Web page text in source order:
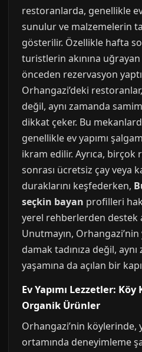
restoranlarda, genellikle
sunulur ve malzemelerin
gösterilir. Özellikle hafta
turistlerin akınına
önceden rezervasyon
Orhangazi’deki
değil, aynı zamanda
dikkat çeker. Bu
genellikle ev yapımı
ikram edilir. Ayrıca, birçok
sonrası ücretsiz çay veya
duraklarını keşfederken,
seçkin bayan profilleri
yerel rehberlerden destek
Unutmayın,
damak tadınıza değil,
yaşamına da açılan bir
Ev Yapımı Lezzetler: Köy
Organik Ürünler
Orhangazi’nin köylerinde,
ortamında deneyimleme